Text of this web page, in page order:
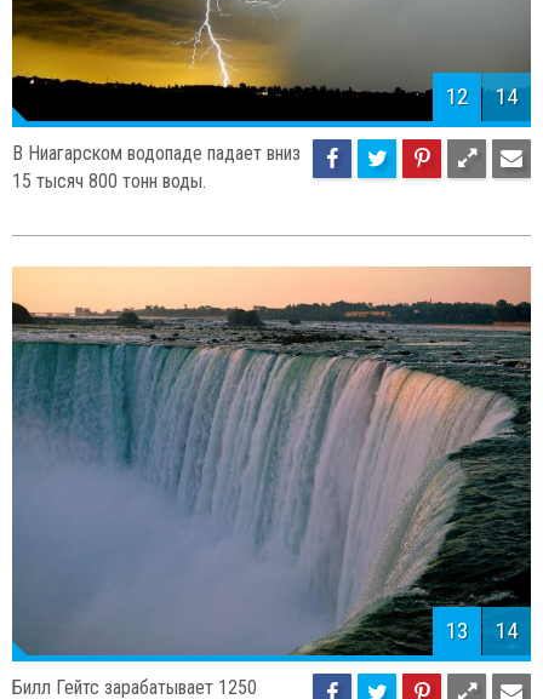
12 14
В Ниагарском водопаде падает вниз
15 тысяч 800 тонн воды.
13 14
Билл Гейтс зарабатывает 1250